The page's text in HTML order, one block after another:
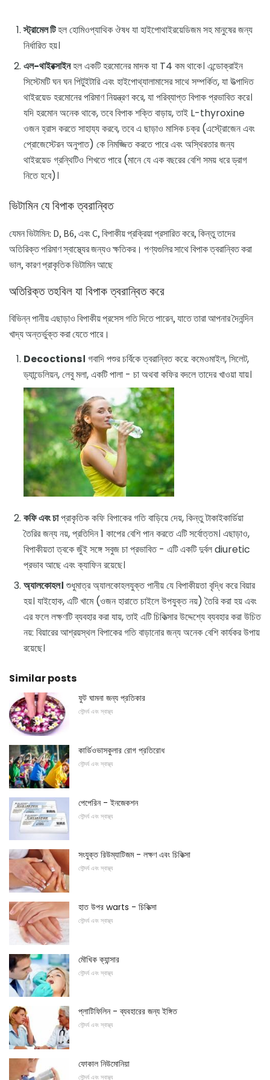
স্ট্রামেল টিহল হোমিওপ্যাথিক ঔষধ যা হাইপোথাইরয়েডিজম সহ মানুষের জন্য
নির্ধারিত হয়।
এল-থাইরক্সাইনহল একটি হরমোনের মাদক যা T4 কম থাকে। এন্ডোক্রাইন
সিস্টেমটি ঘন ঘন পিটুইটারি এবং হাইপোথ্যালামাসের সাথে সম্পর্কিত, যা উত্পাদিত
থাইরয়েড হরমোনের পরিমাণ নিয়ন্ত্রণ করে, যা পরিব্যাপ্ত বিপাক প্রভাবিত করে।
যদি হরমোন অনেক থাকে, তবে বিপাক শক্তি বাড়ায়, তাই L-thyroxine
ওজন হ্রাস করতে সাহায্য করবে, তবে এ ছাড়াও মাসিক চক্র (এস্ট্রোজেন এবং
প্রোজেস্টেরন অনুপাত) কে নিমজ্জিত করতে পারে এবং অস্থিরতার জন্য
থাইরয়েড গ্রন্থিটিও শিখতে পারে (মানে যে এক বছরের বেশি সময় ধরে ড্রাগ
নিতে হবে)।
ভিটামিন যে বিপাক ত্বরান্বিত
যেমন ভিটামিন: D, B6, এবং C, বিপাকীয় প্রক্রিয়া প্রসারিত করে, কিন্তু তাদের
অতিরিক্ত পরিমাণ স্বাস্থ্যের জন্যও ক্ষতিকর। পণ্যগুলির সাথে বিপাক ত্বরান্বিত করা
ভাল, কারণ প্রাকৃতিক ভিটামিন আছে
অতিরিক্ত তহবিল যা বিপাক ত্বরান্বিত করে
বিভিন্ন পানীয় এছাড়াও বিপাকীয় প্রসেস গতি দিতে পারেন, যাতে তারা আপনার দৈনন্দিন
খাদ্য অন্তর্ভুক্ত করা যেতে পারে।
Decoctions। গবাদি পশুর চর্বিকে ত্বরান্বিত করে: কমেওমাইল, সিলেট,
ড্যান্ডেলিয়ন, লেবু মলা, একটি পালা - চা অথবা কফির বদলে তাদের খাওয়া যায়।
কফি এবং চাপ্রাকৃতিক কফি বিপাকের গতি বাড়িয়ে দেয়, কিন্তু টাকাইকার্ডিয়া
তৈরির জন্য নয়, প্রতিদিন 1 কাপের বেশি পান করতে এটি সর্বোত্তম। এছাড়াও,
বিপাকীয়তা ত্বকে জুঁই সঙ্গে সবুজ চা প্রভাবিত - এটি একটি দুর্বল diuretic
প্রভাব আছে এবং ক্যাফিন রয়েছে।
অ্যালকোহল। শুধুমাত্র অ্যালকোহলযুক্ত পানীয় যে বিপাকীয়তা বৃদ্ধি করে বিয়ার
হয়। যাইহোক, এটি খামে (ওজন হারাতে চাইলে উপযুক্ত নয়) তৈরি করা হয় এবং
এর ফলে লক্ষণটি ব্যবহার করা যায়, তাই এটি চিকিত্সার উদ্দেশ্যে ব্যবহার করা উচিত
নয়: বিয়ারের আশ্রয়স্থল বিপাকের গতি বাড়ানোর জন্য অনেক বেশি কার্যকর উপায়
রয়েছে।
Similar posts
ফুট ঘামনা জন্য প্রতিকার
সৌন্দর্য এবং স্বাস্থ্য
কার্ডিওভাসকুলার রোগ প্রতিরোধ
সৌন্দর্য এবং স্বাস্থ্য
পেপেরিন - ইনজেকশন
সৌন্দর্য এবং স্বাস্থ্য
সংযুক্ত রিউম্যাটিজম - লক্ষণ এবং চিকিত্সা
সৌন্দর্য এবং স্বাস্থ্য
হাত উপর warts - চিকিত্সা
সৌন্দর্য এবং স্বাস্থ্য
মৌখিক ক্যান্সার
সৌন্দর্য এবং স্বাস্থ্য
প্লাটিফিলিন - ব্যবহারের জন্য ইঙ্গিত
সৌন্দর্য এবং স্বাস্থ্য
ফোকাল নিউমোনিয়া
সৌন্দর্য এবং স্বাস্থ্য